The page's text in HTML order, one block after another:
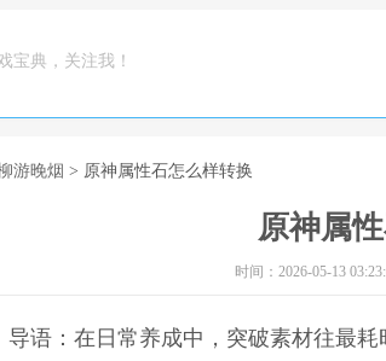
宝典，关注我！
游晚烟 > 原神属性石怎么样转换
原神属
时间：2026-05-13
导语：在日常养成中，突破素材往最